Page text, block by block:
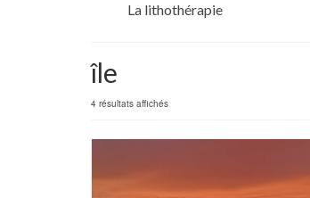
La lithothérapie
île
4 résultats affichés